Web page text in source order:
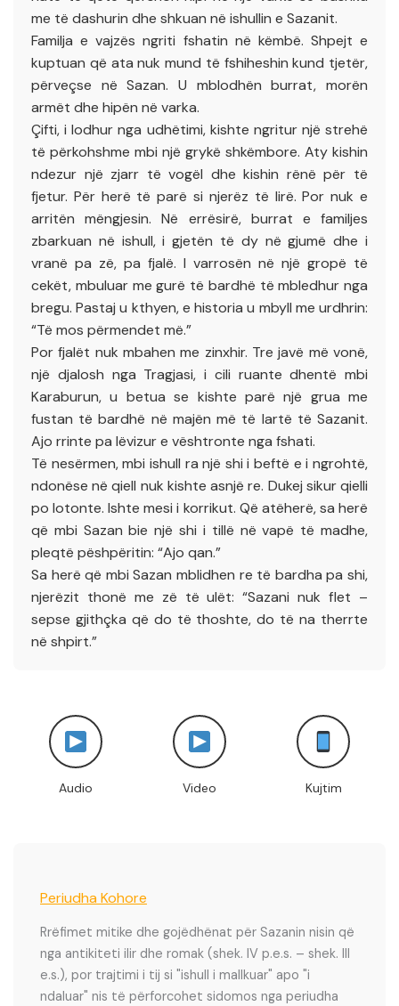
me të dashurin dhe shkuan në ishullin e Sazanit.
Familja e vajzës ngriti fshatin në këmbë. Shpejt e
kuptuan që ata nuk mund të fshiheshin kund tjetër,
përveçse në Sazan. U mblodhën burrat, morën
armët dhe hipën në varka.
Çifti, i lodhur nga udhëtimi, kishte ngritur një strehë
të përkohshme mbi një grykë shkëmbore. Aty kishin
ndezur një zjarr të vogël dhe kishin rënë për të
fjetur. Për herë të parë si njerëz të lirë. Por nuk e
arritën mëngjesin. Në errësirë, burrat e familjes
zbarkuan në ishull, i gjetën të dy në gjumë dhe i
vranë pa zë, pa fjalë. I varrosën në një gropë të
cekët, mbuluar me gurë të bardhë të mbledhur nga
bregu. Pastaj u kthyen, e historia u mbyll me urdhrin:
“Të mos përmendet më.”
Por fjalët nuk mbahen me zinxhir. Tre javë më vonë,
një djalosh nga Tragjasi, i cili ruante dhentë mbi
Karaburun, u betua se kishte parë një grua me
fustan të bardhë në majën më të lartë të Sazanit.
Ajo rrinte pa lëvizur e vështronte nga fshati.
Të nesërmen, mbi ishull ra një shi i beftë e i ngrohtë,
ndonëse në qiell nuk kishte asnjë re. Dukej sikur qielli
po lotonte. Ishte mesi i korrikut. Që atëherë, sa herë
që mbi Sazan bie një shi i tillë në vapë të madhe,
pleqtë pëshpëritin: “Ajo qan.”
Sa herë që mbi Sazan mblidhen re të bardha pa shi,
njerëzit thonë me zë të ulët: “Sazani nuk flet –
sepse gjithçka që do të thoshte, do të na therrte
në shpirt.”
Audio Video Kujtim
Periudha Kohore
Rrëfimet mitike dhe gojëdhënat për Sazanin nisin që
nga antikiteti ilir dhe romak (shek. IV p.e.s. – shek. III
e.s.), por trajtimi i tij si "ishull i mallkuar" apo "i
ndaluar" nis të përforcohet sidomos nga periudha